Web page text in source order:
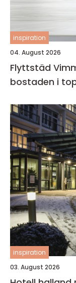
inspiration
04. August 2026
Flyttstäd
bostaden i
inspiration
03. August 2026